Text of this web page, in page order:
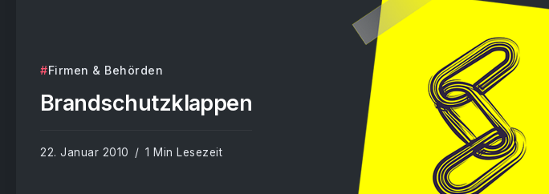
Firmen & Behörden
Brandschutzklappen
22. Januar 2010 1 Min Lesezeit